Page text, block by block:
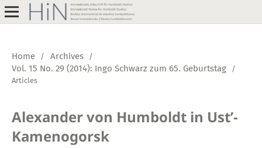
Home / Archives /
Vol. 15 No. 29 (2014): Ingo Schwarz zum 65. Geburtstag
/
Articles
Alexander von Humboldt in Ust’-
Kamenogorsk